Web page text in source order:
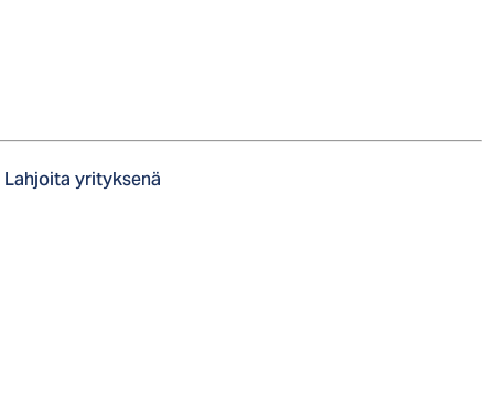
Lahjoita yrityksenä